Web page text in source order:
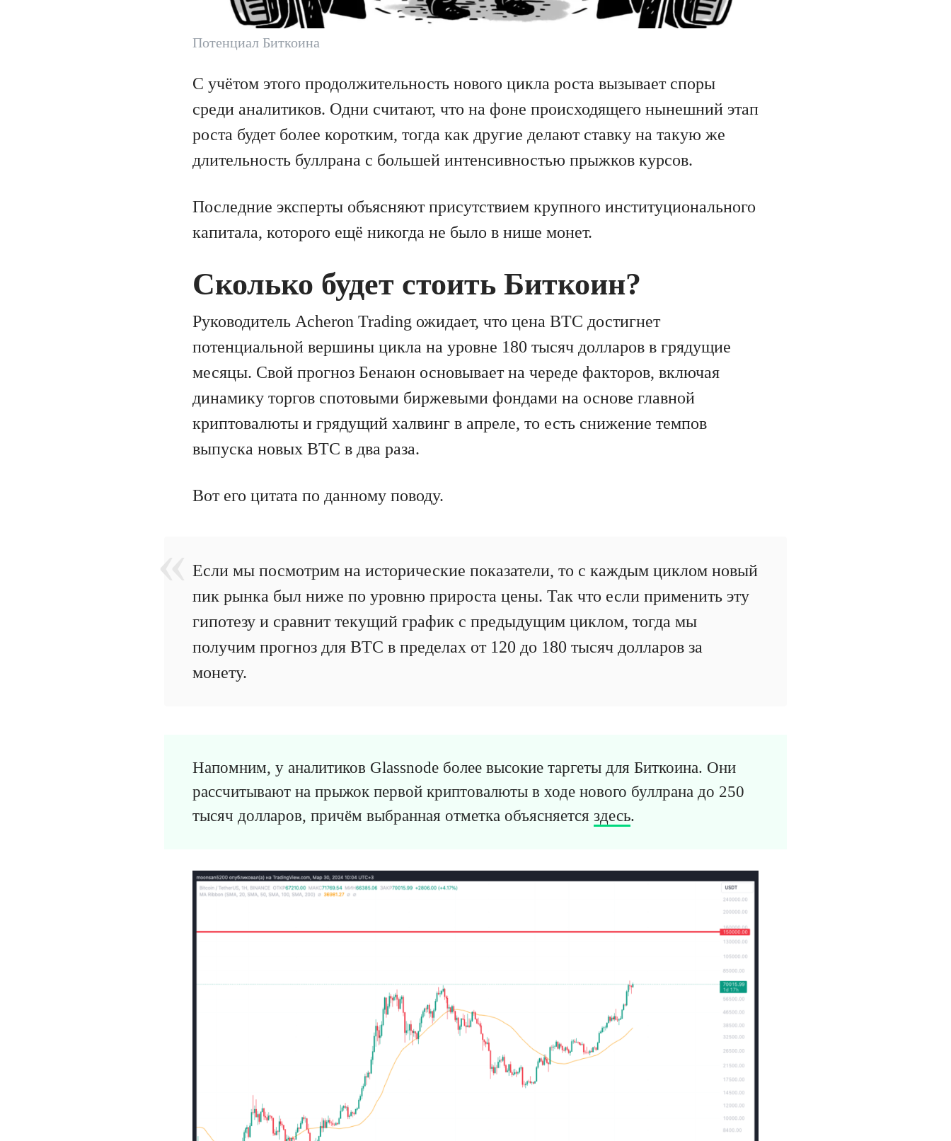
Потенциал Биткоина
С учётом этого продолжительность нового цикла роста вызывает споры
среди аналитиков. Одни считают, что на фоне происходящего нынешний этап
роста будет более коротким, тогда как другие делают ставку на такую же
длительность буллрана с большей интенсивностью прыжков курсов.
Последние эксперты объясняют присутствием крупного институционального
капитала, которого ещё никогда не было в нише монет.
Сколько будет стоить Биткоин?
Руководитель Acheron Trading ожидает, что цена BTC достигнет
потенциальной вершины цикла на уровне 180 тысяч долларов в грядущие
месяцы. Свой прогноз Бенаюн основывает на череде факторов, включая
динамику торгов спотовыми биржевыми фондами на основе главной
криптовалюты и грядущий халвинг в апреле, то есть снижение темпов
выпуска новых BTC в два раза.
Вот его цитата по данному поводу.
Если мы посмотрим на исторические показатели, то с каждым циклом новый
пик рынка был ниже по уровню прироста цены. Так что если применить эту
гипотезу и сравнит текущий график с предыдущим циклом, тогда мы
получим прогноз для BTC в пределах от 120 до 180 тысяч долларов за
монету.
Напомним, у аналитиков Glassnode более высокие таргеты для Биткоина. Они
рассчитывают на прыжок первой криптовалюты в ходе нового буллрана до 250
тысяч долларов, причём выбранная отметка объясняется здесь.